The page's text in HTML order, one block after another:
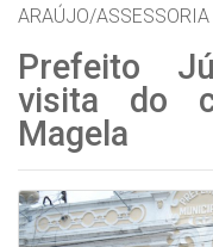
ARAÚJO/ASSESSORIA
Prefeito
visita do
Magela